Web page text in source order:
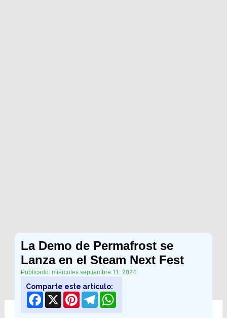
La Demo de Permafrost se
Lanza en el Steam Next Fest
Publicado: miércoles septiembre 11, 2024
Comparte este articulo:
Facebook
X PinterestTelegramWhatsApp